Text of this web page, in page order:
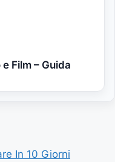
Film – Guida
In 10 Giorni